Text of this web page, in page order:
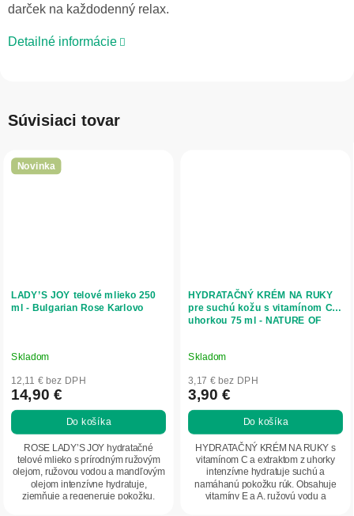
darček na každodenný relax.
Detailné informácie
Súvisiaci tovar
Novinka
LADY’S JOY telové mlieko 250
ml - Bulgarian Rose Karlovo
Skladom
12,11 € bez DPH
14,90 €
Do košíka
ROSE LADY’S JOY hydratačné
telové mlieko s prírodným ružovým
olejom, ružovou vodou a mandľovým
olejom intenzívne hydratuje,
zjemňuje a regeneruje pokožku.
HYDRATAČNÝ KRÉM NA RUKY
pre suchú kožu s vitamínom C a
uhorkou 75 ml - NATURE OF
Skladom
3,17 € bez DPH
3,90 €
Do košíka
HYDRATAČNÝ KRÉM NA RUKY s
vitamínom C a extraktom z uhorky
intenzívne hydratuje suchú a
namáhanú pokožku rúk. Obsahuje
vitamíny E a A, ružovú vodu a